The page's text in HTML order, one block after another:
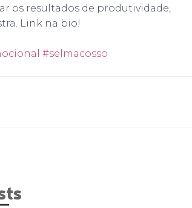
os resultados de produtividade,
Link na bio!
#selmacosso